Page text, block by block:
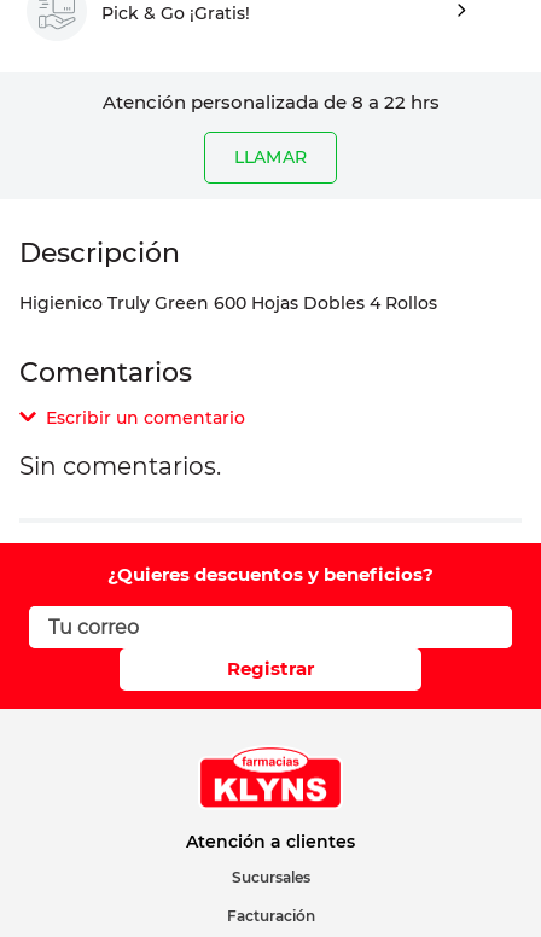
Pick & Go ¡Gratis!
Atención personalizada de 8 a 22 hrs
LLAMAR
Higienico Truly Green 600 Hojas Dobles 4 Rollos
Comentarios
Escribir un comentario
Comentario
Califique el producto de 1 a 5 estrellas
Correo electrónico
Sin comentarios.
¿Quieres descuentos y beneficios?
Registrar
Atención a clientes
Sucursales
Facturación